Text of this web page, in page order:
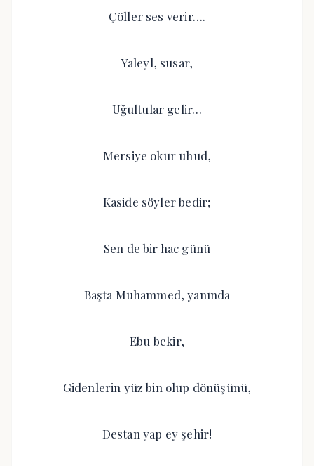
Çöller ses verir….
Yaleyl, susar,
Uğultular gelir…
Mersiye okur uhud,
Kaside söyler bedir;
Sen de bir hac günü
Başta Muhammed, yanında
Ebu bekir,
Gidenlerin yüz bin olup dönüşünü,
Destan yap ey şehir!